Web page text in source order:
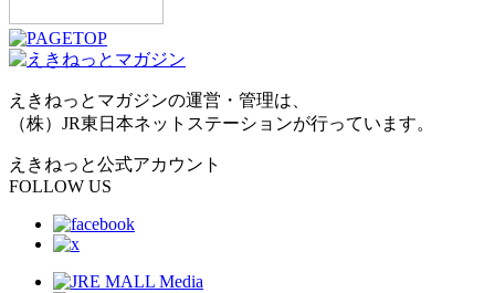
えきねっとマガジンの運営・管理は、
（株）JR東日本ネットステーションが行っています。
えきねっと公式アカウント
FOLLOW US